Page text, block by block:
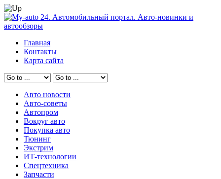
Главная
Контакты
Карта сайта
Авто новости
Авто-советы
Автопром
Вокруг авто
Покупка авто
Тюнинг
Экстрим
ИТ-технологии
Спецтехника
Запчасти